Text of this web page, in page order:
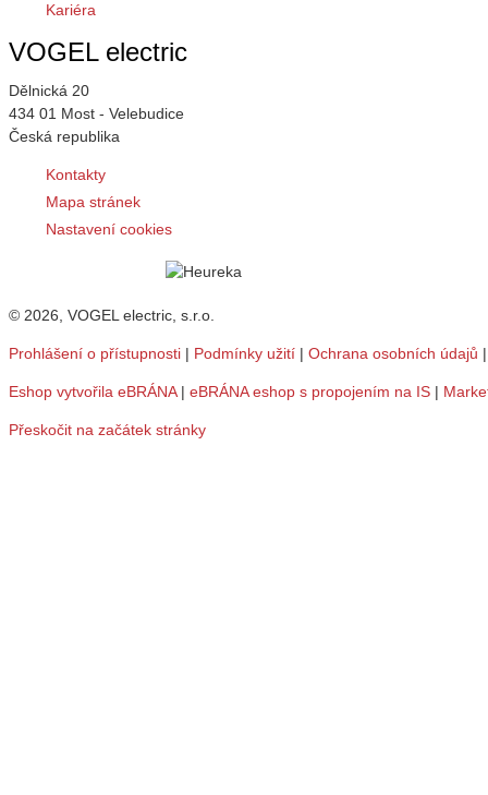
Kariéra
VOGEL electric
Dělnická 20
434 01 Most - Velebudice
Česká republika
Kontakty
Mapa stránek
Nastavení cookies
© 2026, VOGEL electric, s.r.o.
Prohlášení o přístupnosti | Podmínky užití | Ochrana osobních údajů
Eshop vytvořila eBRÁNA| eBRÁNA eshop s propojením na IS |
Přeskočit na začátek stránky